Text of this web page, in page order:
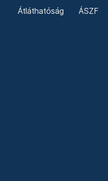
Átláthatóság ÁSZF